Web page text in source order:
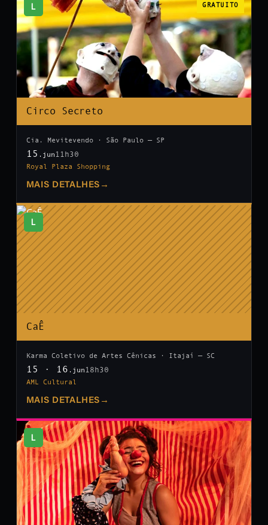
L GRATUITO
Circo Secreto
Cia. Mevitevendo · São Paulo — SP
15 .jun 11h30
Royal Plaza Shopping
MAIS DETALHES →
L
CaÊ
Karma Coletivo de Artes Cênicas · Itajaí — SC
15 · 16 .jun 18h30
AML Cultural
MAIS DETALHES →
L